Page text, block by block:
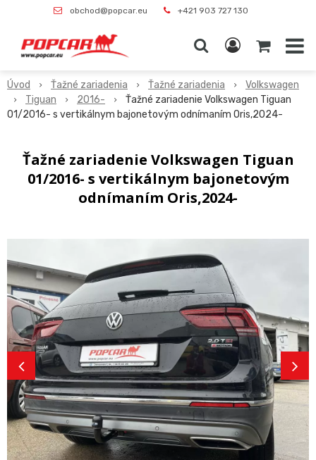
obchod@popcar.eu +421 903 727 130
Úvod Ťažné zariadenia Ťažné zariadenia
Volkswagen
Tiguan
2016-
Ťažné zariadenie Volkswagen Tiguan
01/2016- s vertikálnym bajonetovým odnímaním Oris,2024-
Ťažné zariadenie Volkswagen Tiguan
01/2016- s vertikálnym bajonetovým
odnímaním Oris,2024-